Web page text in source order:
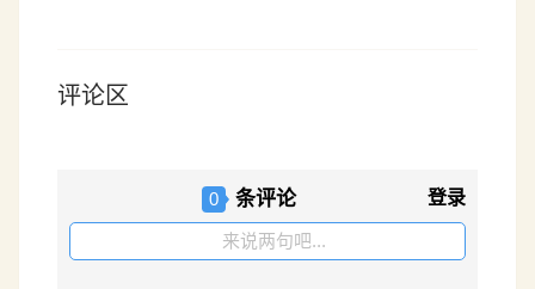
评论区
0 条评论 登录
来说两句吧...